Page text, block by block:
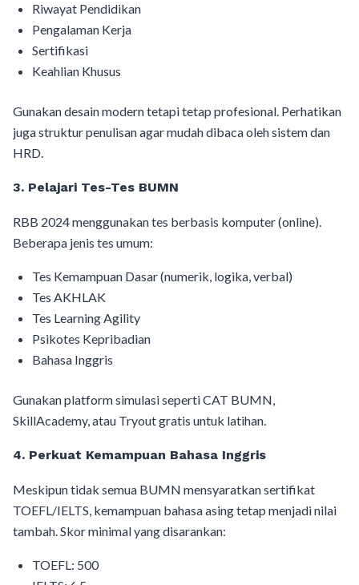
Riwayat Pendidikan
Pengalaman Kerja
Sertifikasi
Keahlian Khusus
Gunakan desain modern tetapi tetap profesional. Perhatikan
juga struktur penulisan agar mudah dibaca oleh sistem dan
HRD.
3. Pelajari Tes-Tes BUMN
RBB 2024 menggunakan tes berbasis komputer (online).
Beberapa jenis tes umum:
Tes Kemampuan Dasar (numerik, logika, verbal)
Tes AKHLAK
Tes Learning Agility
Psikotes Kepribadian
Bahasa Inggris
Gunakan platform simulasi seperti CAT BUMN,
SkillAcademy, atau Tryout gratis untuk latihan.
4. Perkuat Kemampuan Bahasa Inggris
Meskipun tidak semua BUMN mensyaratkan sertifikat
TOEFL/IELTS, kemampuan bahasa asing tetap menjadi nilai
tambah. Skor minimal yang disarankan:
TOEFL: 500